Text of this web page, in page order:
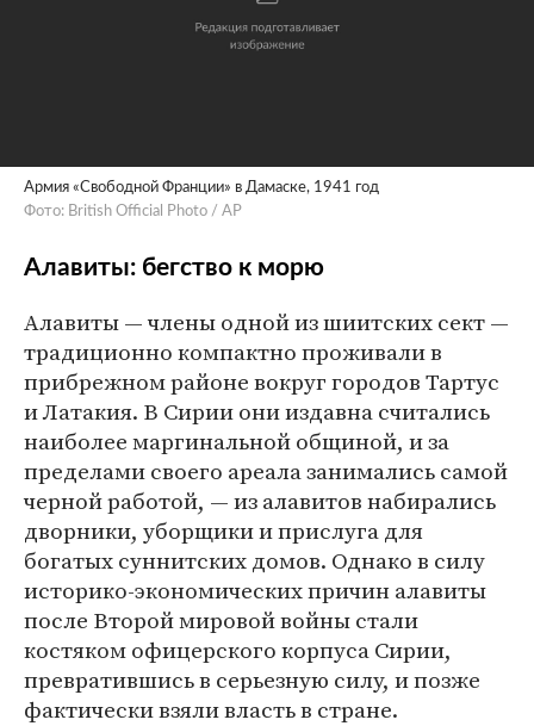
Армия «Свободной Франции» в Дамаске, 1941 год
Фото: British Official Photo / AP
Алавиты: бегство к морю
Алавиты — члены одной из шиитских сект —
традиционно компактно проживали в
прибрежном районе вокруг городов Тартус
и Латакия. В Сирии они издавна считались
наиболее маргинальной общиной, и за
пределами своего ареала занимались самой
черной работой, — из алавитов набирались
дворники, уборщики и прислуга для
богатых суннитских домов. Однако в силу
историко-экономических причин алавиты
после Второй мировой войны стали
костяком офицерского корпуса Сирии,
превратившись в серьезную силу, и позже
фактически взяли власть в стране.